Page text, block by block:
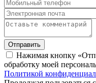
Отправить
Нажимая кнопку
обработку моей
Политикой